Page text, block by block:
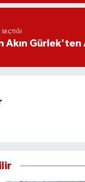
SEÇTIĞI
Akın